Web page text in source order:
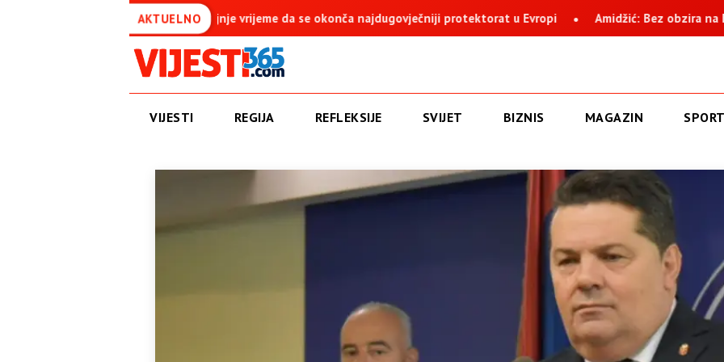
AKTUELNO
vrijeme da se okonča najdugovječniji protektorat u Evropi Amidžić: Bez obzira na histeriju i nervozu, Suljagić i institucija
VIJESTI REGIJA REFLEKSIJE SVIJET BIZNIS MAGAZIN SPORT